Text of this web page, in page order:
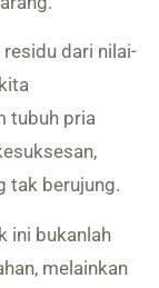
residu dari nilai-
tubuh pria
tak berujung.
ini bukanlah
melainkan